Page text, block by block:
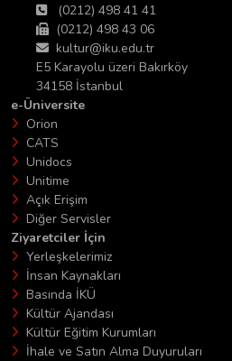
(0212) 498 41 41
(0212) 498 43 06
kultur@iku.edu.tr
E5 Karayolu üzeri Bakırköy
34158 İstanbul
e-Üniversite
Orion
CATS
Unidocs
Unitime
Açık Erişim
Diğer Servisler
Ziyaretciler İçin
Yerleşkelerimiz
İnsan Kaynakları
Basında İKÜ
Kültür Ajandası
Kültür Eğitim Kurumları
İhale ve Satın Alma Duyuruları